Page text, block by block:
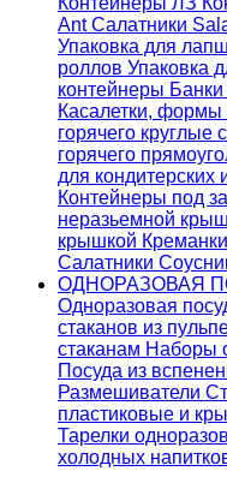
AntСалатники
Упаковка для
роллов Упаковка
контейнеры
Касалетки,
горячего круглые
горячего
для кондитерских
Контейнеры под
неразьемной
крышкой
Салатники
ОДНОРАЗОВАЯ
Одноразовая
стаканов из
стаканам Наборы
Посуда из
Размешиватели
пластиковые и
Тарелки
холодных